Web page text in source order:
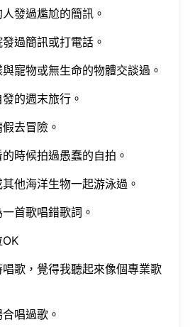
發過尷尬的簡訊。
過簡訊或打電話。
寵物或無生命的物體交談過。
的週末旅行。
去冒險。
時候拍過愚蠢的自拍。
他海洋生物一起游泳過。
首歌唱錯歌詞。
歌，覺得我聽起來像個專業歌
唱過歌。